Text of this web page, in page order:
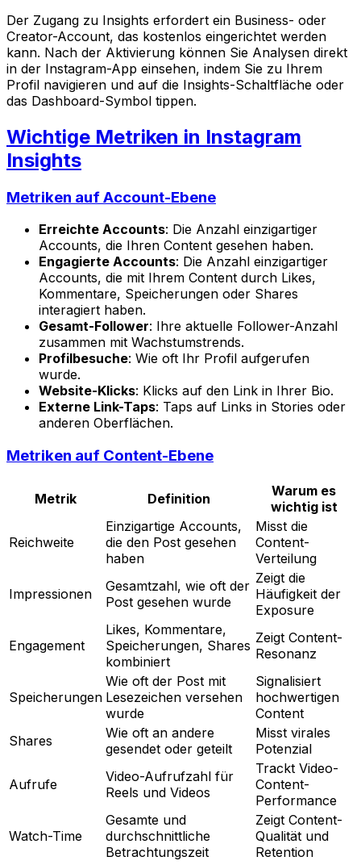
Der Zugang zu Insights erfordert ein Business- oder
Creator-Account, das kostenlos eingerichtet werden
kann. Nach der Aktivierung können Sie Analysen direkt
in der Instagram-App einsehen, indem Sie zu Ihrem
Profil navigieren und auf die Insights-Schaltfläche oder
das Dashboard-Symbol tippen.
Wichtige Metriken in Instagram
Insights
Metriken auf Account-Ebene
Erreichte Accounts: Die Anzahl einzigartiger
Accounts, die Ihren Content gesehen haben.
Engagierte Accounts: Die Anzahl einzigartiger
Accounts, die mit Ihrem Content durch Likes,
Kommentare, Speicherungen oder Shares
interagiert haben.
Gesamt-Follower: Ihre aktuelle Follower-Anzahl
zusammen mit Wachstumstrends.
Profilbesuche: Wie oft Ihr Profil aufgerufen
wurde.
Website-Klicks: Klicks auf den Link in Ihrer Bio.
Externe Link-Taps: Taps auf Links in Stories oder
anderen Oberflächen.
Metriken auf Content-Ebene
Metrik Definition
Warum es
wichtig ist
Reichweite
Einzigartige Accounts,
die den Post gesehen
haben
Misst die
Content-
Verteilung
Impressionen
Gesamtzahl, wie oft der
Post gesehen wurde
Zeigt die
Häufigkeit der
Exposure
Engagement
Likes, Kommentare,
Speicherungen, Shares
kombiniert
Zeigt Content-
Resonanz
Speicherungen
Wie oft der Post mit
Lesezeichen versehen
wurde
Signalisiert
hochwertigen
Content
Shares
Wie oft an andere
gesendet oder geteilt
Misst virales
Potenzial
Aufrufe
Video-Aufrufzahl für
Reels und Videos
Trackt Video-
Content-
Performance
Watch-Time
Gesamte und
durchschnittliche
Betrachtungszeit
Zeigt Content-
Qualität und
Retention